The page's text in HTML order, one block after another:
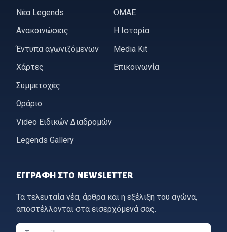
Νέα Legends
Ανακοινώσεις
Έντυπα αγωνιζόμενων
Χάρτες
Συμμετοχές
Ωράριο
Video Ειδικών Διαδρομών
Legends Gallery
ΟΜΑΕ
Η Ιστορία
Media Kit
Επικοινωνία
ΕΓΓΡΑΦΉ ΣΤΟ NEWSLETTER
Τα τελευταία νέα, άρθρα και η εξέλιξη του αγώνα,
αποστέλλονται στα εισερχόμενά σας.
Email